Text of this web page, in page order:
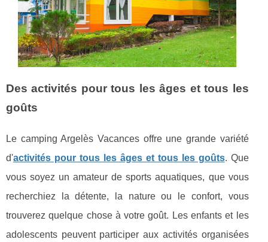
Des activités pour tous les âges et tous les
goûts
Le camping Argelès Vacances offre une grande variété
d'activités pour tous les âges et tous les goûts. Que
vous soyez un amateur de sports aquatiques, que vous
recherchiez la détente, la nature ou le confort, vous
trouverez quelque chose à votre goût. Les enfants et les
adolescents peuvent participer aux activités organisées